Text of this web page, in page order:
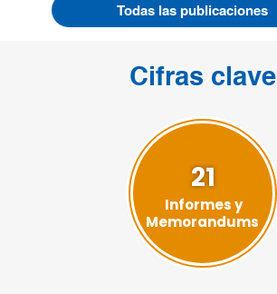
Todas las publicaciones
Cifras clave
21
Informes y
Memorandums